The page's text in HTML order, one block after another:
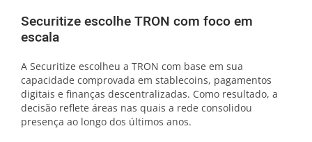
Securitize escolhe TRON com foco em
escala
A Securitize escolheu a TRON com base em sua
capacidade comprovada em stablecoins, pagamentos
digitais e finanças descentralizadas. Como resultado, a
decisão reflete áreas nas quais a rede consolidou
presença ao longo dos últimos anos.